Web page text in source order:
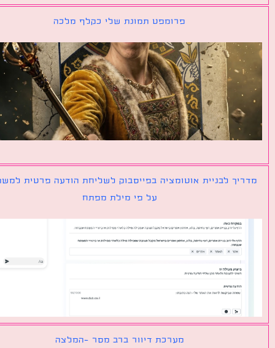
פרומפט תמונת שלי כקלף מלכה
לבניית אוטומציה בפייסבוק לשליחת הודעה פרטית למשתמש
על פי מילת מפתח
מערכת דיוור ברב מסר -המלצה